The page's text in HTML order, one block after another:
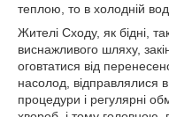
теплою, то в холодній
Жителі Сходу, як бідні,
виснажливого шляху,
оговтатися від
насолод, відправлялися
процедури і регулярні